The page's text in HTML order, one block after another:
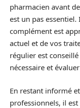
pharmacien avant
est un pas
complément est
actuel et de vos
régulier est
nécessaire et
En restant informé
professionnels, il